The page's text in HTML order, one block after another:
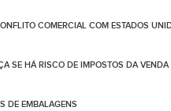
COMERCIAL COM ESTADOS
SE HÁ RISCO DE IMPOSTOS DA
DE EMBALAGENS